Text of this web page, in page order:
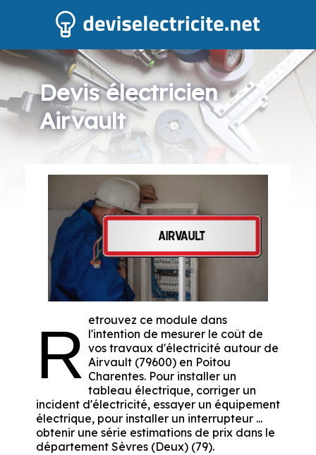
Devis électricien
Airvault
R etrouvez ce module dans
l'intention de mesurer le coût de
vos travaux d'électricité autour de
Airvault (79600) en Poitou
Charentes. Pour installer un
tableau électrique, corriger un
incident d'électricité, essayer un équipement
électrique, pour installer un interrupteur ...
obtenir une série estimations de prix dans le
département Sèvres (Deux) (79).